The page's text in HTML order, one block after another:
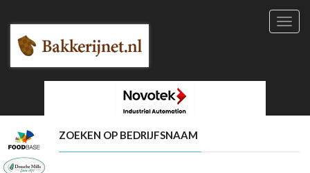
ZOEKEN OP BEDRIJFSNAAM